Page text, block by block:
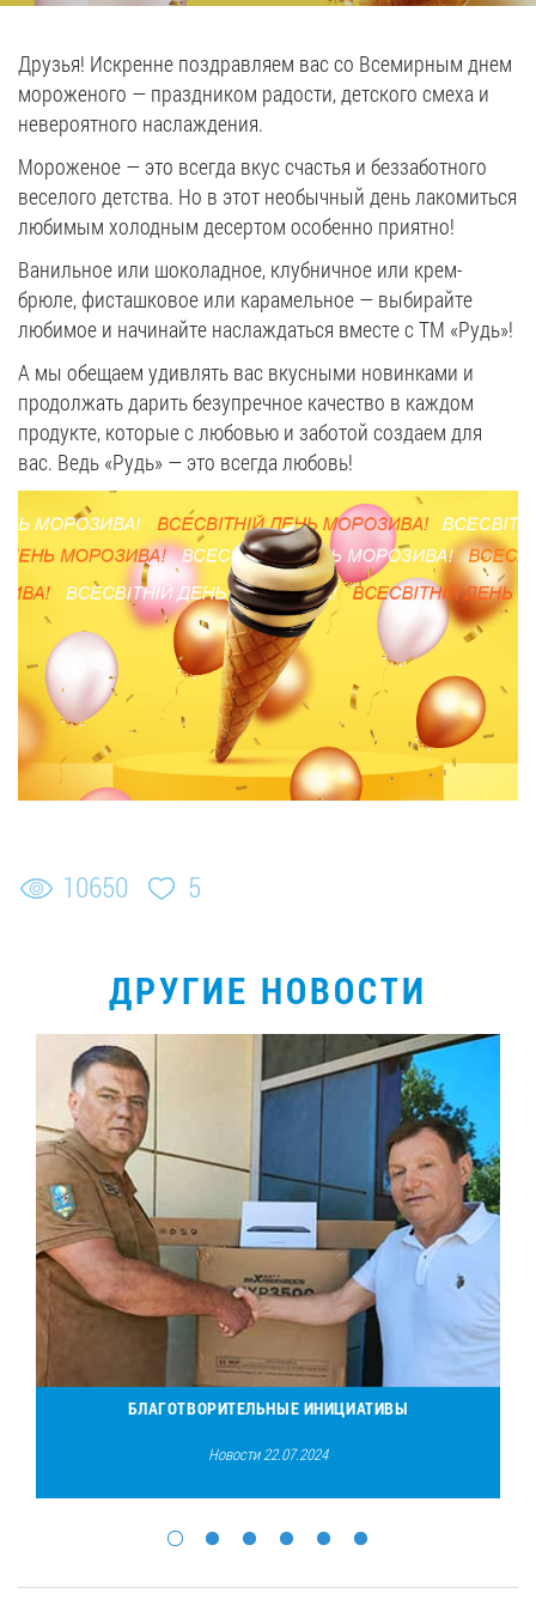
ЗАКАЗАТЬ ПРОДУКЦИЮ «РУДЬ»:
СТАТЬ ПАРТНЕРОМ
0412 48 28 17
0412 42 29 23
Друзья! Искренне поздравляем вас со Всемирным днем
мороженого — праздником радости, детского смеха и
невероятного наслаждения.
Мороженое — это всегда вкус счастья и беззаботного
веселого детства. Но в этот необычный день лакомиться
любимым холодным десертом особенно приятно!
Ванильное или шоколадное, клубничное или крем-
брюле, фисташковое или карамельное — выбирайте
любимое и начинайте наслаждаться вместе с ТМ «Рудь»!
А мы обещаем удивлять вас вкусными новинками и
продолжать дарить безупречное качество в каждом
продукте, которые с любовью и заботой создаем для
вас. Ведь «Рудь» — это всегда любовь!
10650 5
ДРУГИЕ НОВОСТИ
БЛАГОТВОРИТЕЛЬНЫЕ ИНИЦИАТИВЫ
Новости 22.07.2024